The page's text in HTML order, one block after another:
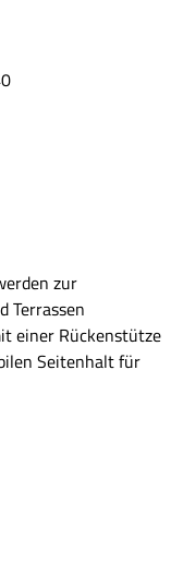
zur
Terrassen
einer Rückenstütze
Seitenhalt für